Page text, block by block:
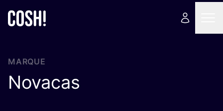
MARQUE
Novacas